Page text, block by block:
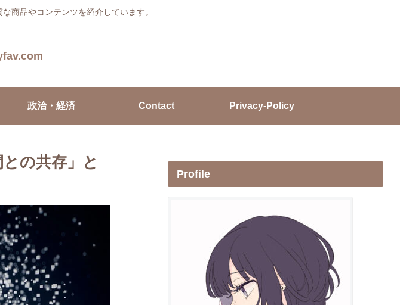
商品やコンテンツを紹介しています。
政治・経済 Contact Privacy-Policy
の共存」と
Profile